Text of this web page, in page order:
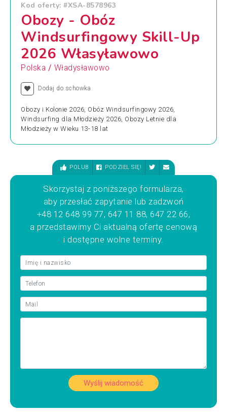
Kod oferty: #XSA-8578963
Obozy - Obóz
Windsurfingowy Skill-Up
2026 Własyławowo
Polska / Władysławowo
Dodaj do schowka
Obozy i Kolonie 2026, Obóz Windsurfingowy 2026,
Windsurfing dla Młodzieży 2026, Obozy Letnie dla
Młodzieży w Wieku 13-18 lat
POLUB PODZIEL SIĘ!
Skorzystaj z poniższego formularza,
aby przesłać zapytanie lub zadzwoń
+48 12 648 99 77, 647 11 88, 647 22 66,
a przedstawimy Ci aktualną ofertę cenową
i dostępne wolne terminy.
Wyślij wiadomość